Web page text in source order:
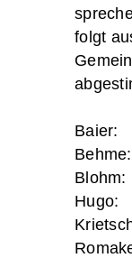
folgt
Baier:
Hugo: